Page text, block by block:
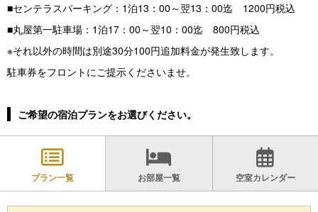
■センテラスパーキング：1泊13：00～翌13：00迄 1200円税込
■丸屋第一駐車場：1泊17：00～翌10：00迄 800円税込
※それ以外の時間は別途30分100円追加料金が発生致します。
駐車券をフロントにご提示くださいませ。
ご希望の宿泊プランをお選びください。
プラン一覧 お部屋一覧 空室カレンダー